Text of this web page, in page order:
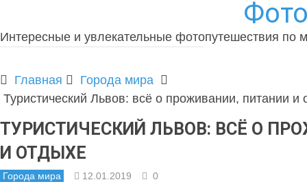
Интересные и увлекательные фотопутешествия по
Главная
Города мира
Туристический Львов: всё о проживании, питании и
ТУРИСТИЧЕСКИЙ ЛЬВОВ: ВСЁ О
И ОТДЫХЕ
Города мира 12.01.2019 0